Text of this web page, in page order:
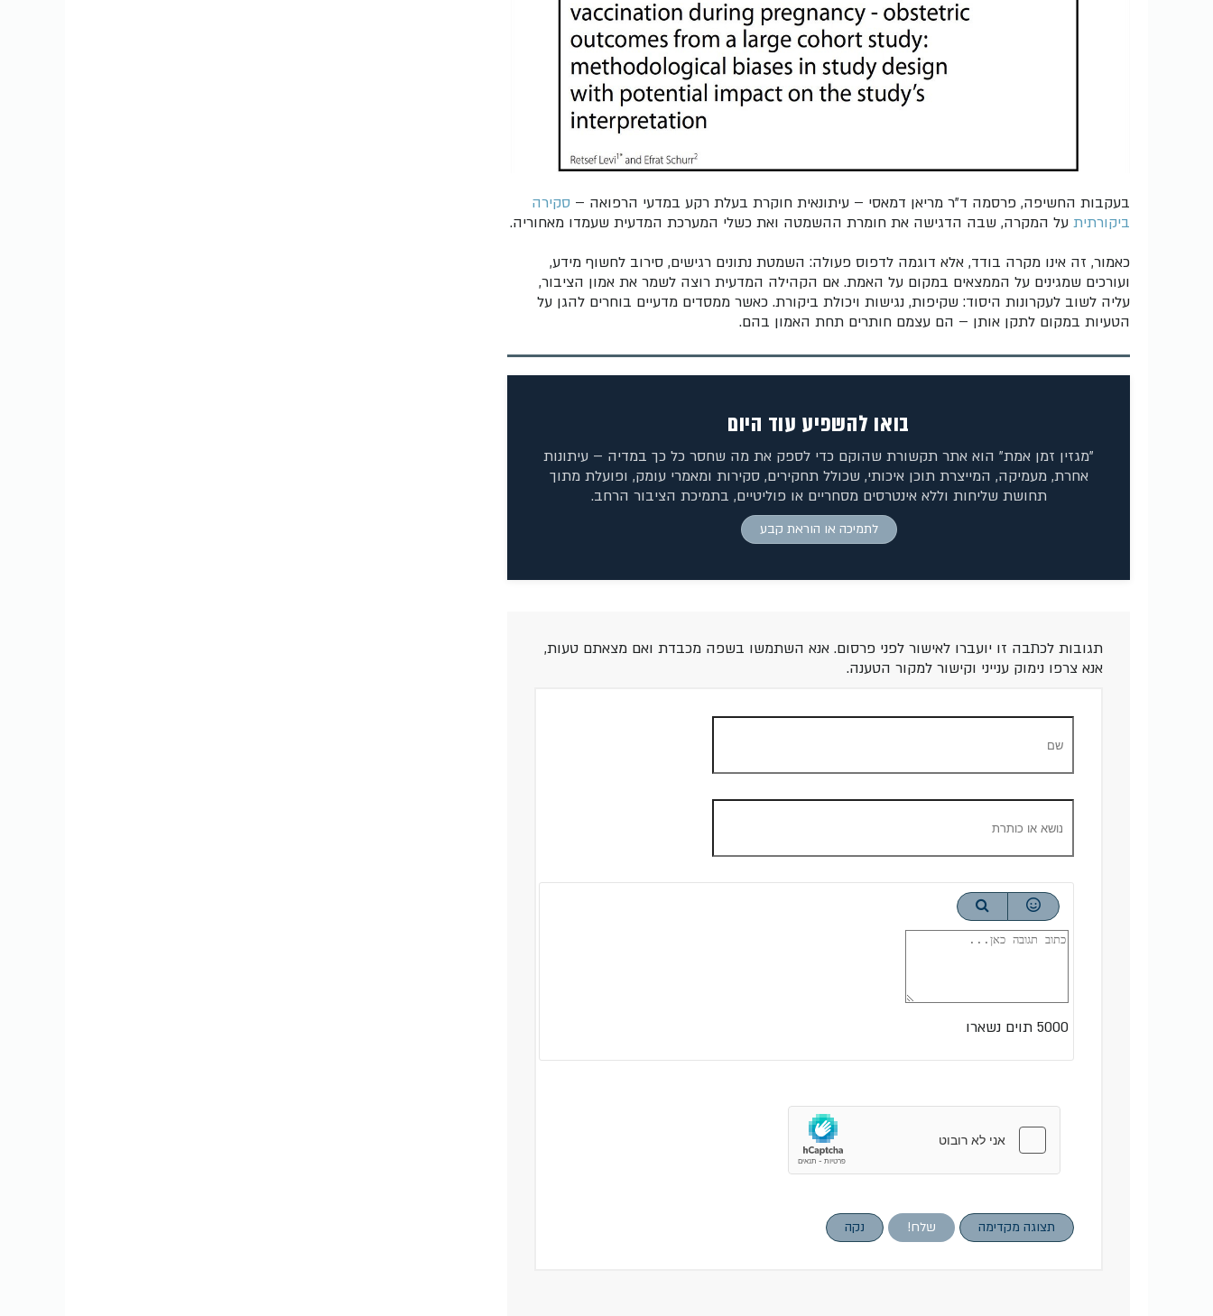
בעקבות החשיפה, פרסמה ד"ר מריאן דמאסי – עיתונאית חוקרת בעלת רקע במדעי הרפואה – סקירה
ביקורתית על המקרה, שבה הדגישה את חומרת ההשמטה ואת כשלי המערכת המדעית שעמדו מאחוריה.
כאמור, זה אינו מקרה בודד, אלא דוגמה לדפוס פעולה: השמטת נתונים רגישים, סירוב לחשוף מידע,
ועורכים שמגינים על הממצאים במקום על האמת. אם הקהילה המדעית רוצה לשמר את אמון הציבור,
עליה לשוב לעקרונות היסוד: שקיפות, נגישות ויכולת ביקורת. כאשר ממסדים מדעיים בוחרים להגן על
הטעיות במקום לתקן אותן – הם עצמם חותרים תחת האמון בהם.
בואו להשפיע עוד היום
"מגזין זמן אמת" הוא אתר תקשורת שהוקם כדי לספק את מה שחסר כל כך במדיה – עיתונות
אחרת, מעמיקה, המייצרת תוכן איכותי, שכולל תחקירים, סקירות ומאמרי עומק, ופועלת מתוך
תחושת שליחות וללא אינטרסים מסחריים או פוליטיים, בתמיכת הציבור הרחב.
לתמיכה או הוראת קבע
תגובות לכתבה זו יועברו לאישור לפני פרסום. אנא השתמשו בשפה מכבדת ואם מצאתם טעות,
אנא צרפו נימוק ענייני וקישור למקור הטענה.
5000 תוים נשארו
תצוגה מקדימה שלח! נקה